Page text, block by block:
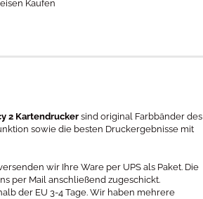
Kaufen
2 Kartendrucker sind original Farbbänder des
sowie die besten Druckergebnisse mit
wir Ihre Ware per UPS als Paket. Die
per Mail anschließend zugeschickt.
der EU 3-4 Tage. Wir haben mehrere